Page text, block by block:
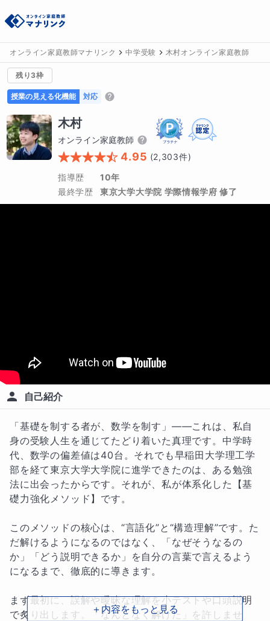
オンライン家庭教師マナリンク 中学受験 木村オンライン家庭教師
残り3枠
授業の見える化機能 対応
木村
オンライン家庭教師
4.95 (2,303件)
指導歴
10年
最終学歴
東京大学大学院 学際情報学府 修了
自己紹介
「基礎を制する者が、数学を制す」——これは、私自
身の受験人生を通じてたどり着いた真理です。中学時
代、数学の偏差値は40台。それでも早稲田大学理工学
部を経て東京大学大学院に進学できたのは、ある勉強
法に出会ったからです。それが、私が体系化した【基
礎力強化メソッド】です。
このメソッドの核心は、“言語化”と“構造理解”です。た
だ解けるようになるのではなく、「なぜそうなるの
か」「どう説明できるか」を自分の言葉で言えるよう
になるまで、徹底的に導きます。
まず最初に、誤解や曖昧な理解を小テストや口頭説明
で炙り出します。「なんとなく解けた」を許しませ
＋内容をもっと見る